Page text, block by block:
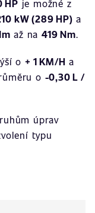
HP je možné z
kW (289 HP) a
až na419 Nm.
o + 1 KM/H a
o -0,30 L /
úprav
typu